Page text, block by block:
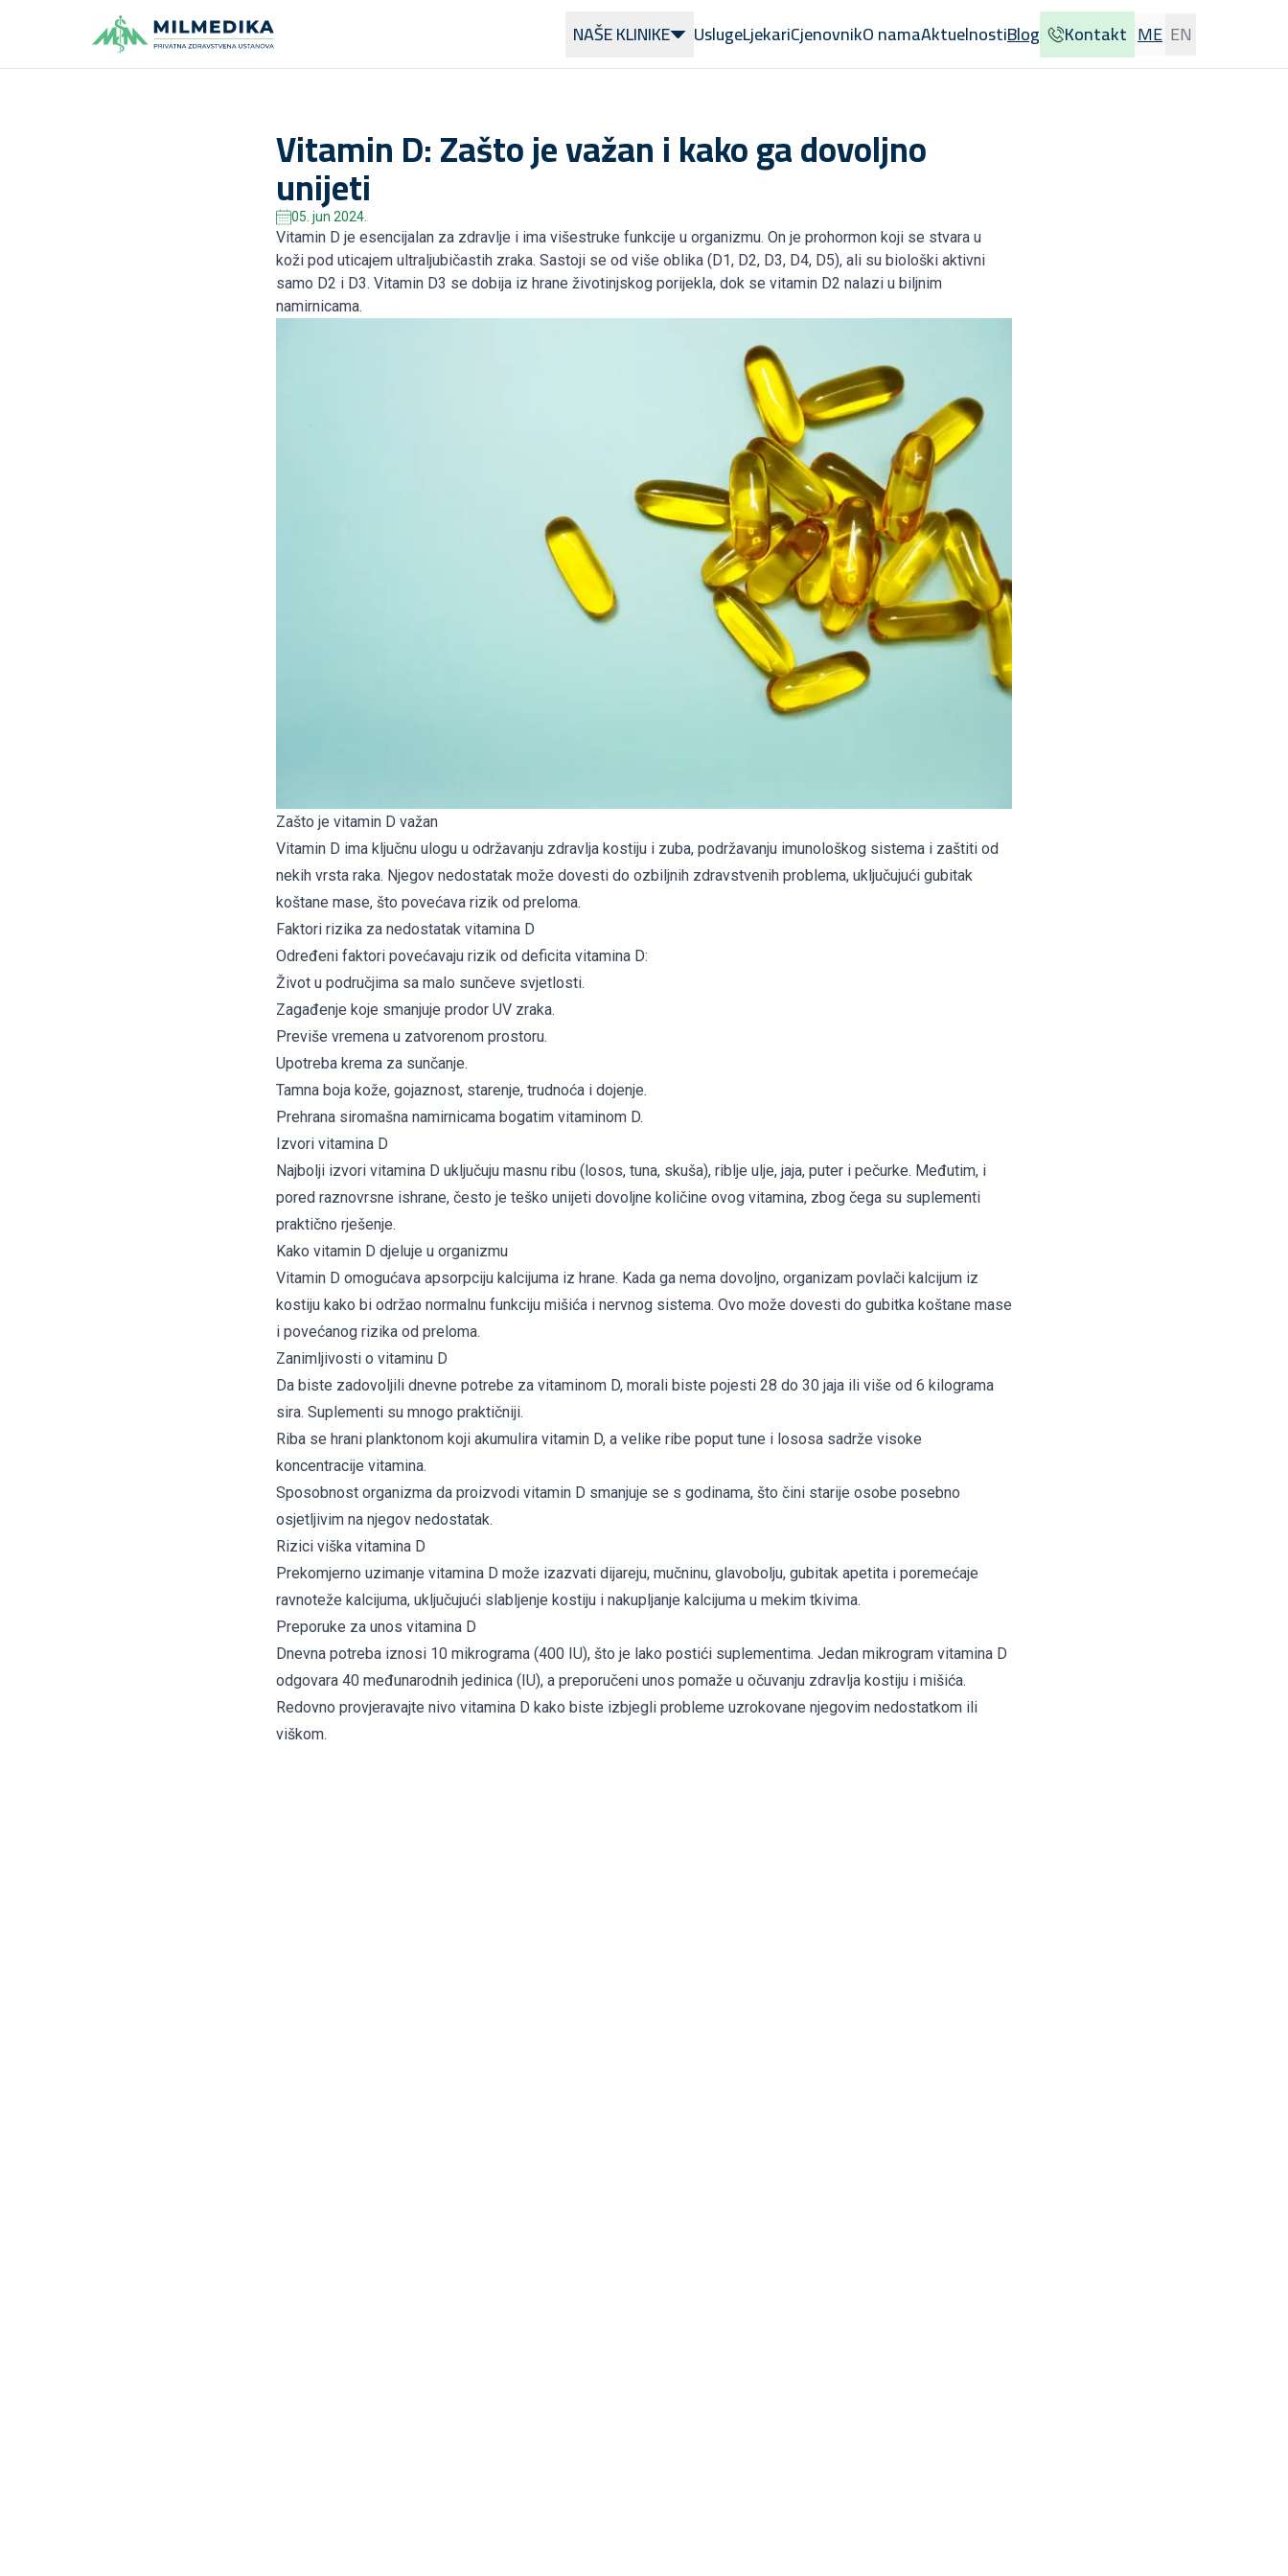
NAŠE KLINIKE UslugeLjekariCjenovnikO namaAktuelnostiBlog Kontakt ME EN
Vitamin D: Zašto je važan i kako ga dovoljno
unijeti
05. jun 2024.
Vitamin D je esencijalan za zdravlje i ima višestruke funkcije u organizmu. On je prohormon koji se stvara u
koži pod uticajem ultraljubičastih zraka. Sastoji se od više oblika (D1, D2, D3, D4, D5), ali su biološki aktivni
samo D2 i D3. Vitamin D3 se dobija iz hrane životinjskog porijekla, dok se vitamin D2 nalazi u biljnim
namirnicama.
Zašto je vitamin D važan
Vitamin D ima ključnu ulogu u održavanju zdravlja kostiju i zuba, podržavanju imunološkog sistema i zaštiti od
nekih vrsta raka. Njegov nedostatak može dovesti do ozbiljnih zdravstvenih problema, uključujući gubitak
koštane mase, što povećava rizik od preloma.
Faktori rizika za nedostatak vitamina D
Određeni faktori povećavaju rizik od deficita vitamina D:
Život u područjima sa malo sunčeve svjetlosti.
Zagađenje koje smanjuje prodor UV zraka.
Previše vremena u zatvorenom prostoru.
Upotreba krema za sunčanje.
Tamna boja kože, gojaznost, starenje, trudnoća i dojenje.
Prehrana siromašna namirnicama bogatim vitaminom D.
Izvori vitamina D
Najbolji izvori vitamina D uključuju masnu ribu (losos, tuna, skuša), riblje ulje, jaja, puter i pečurke. Međutim, i
pored raznovrsne ishrane, često je teško unijeti dovoljne količine ovog vitamina, zbog čega su suplementi
praktično rješenje.
Kako vitamin D djeluje u organizmu
Vitamin D omogućava apsorpciju kalcijuma iz hrane. Kada ga nema dovoljno, organizam povlači kalcijum iz
kostiju kako bi održao normalnu funkciju mišića i nervnog sistema. Ovo može dovesti do gubitka koštane mase
i povećanog rizika od preloma.
Zanimljivosti o vitaminu D
Da biste zadovoljili dnevne potrebe za vitaminom D, morali biste pojesti 28 do 30 jaja ili više od 6 kilograma
sira. Suplementi su mnogo praktičniji.
Riba se hrani planktonom koji akumulira vitamin D, a velike ribe poput tune i lososa sadrže visoke
koncentracije vitamina.
Sposobnost organizma da proizvodi vitamin D smanjuje se s godinama, što čini starije osobe posebno
osjetljivim na njegov nedostatak.
Rizici viška vitamina D
Prekomjerno uzimanje vitamina D može izazvati dijareju, mučninu, glavobolju, gubitak apetita i poremećaje
ravnoteže kalcijuma, uključujući slabljenje kostiju i nakupljanje kalcijuma u mekim tkivima.
Preporuke za unos vitamina D
Dnevna potreba iznosi 10 mikrograma (400 IU), što je lako postići suplementima. Jedan mikrogram vitamina D
odgovara 40 međunarodnih jedinica (IU), a preporučeni unos pomaže u očuvanju zdravlja kostiju i mišića.
Redovno provjeravajte nivo vitamina D kako biste izbjegli probleme uzrokovane njegovim nedostatkom ili
viškom.